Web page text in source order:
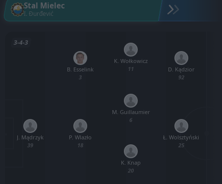
Stal Mielec
I. Đurđević
3-4-3
J. Mądrzyk
39
P. Wlazło
18
B. Esselink
3
K. Knap
20
M. Guillaumier
6
K. Wołkowicz
11
Ł. Wolsztyński
25
D. Kądzior
92